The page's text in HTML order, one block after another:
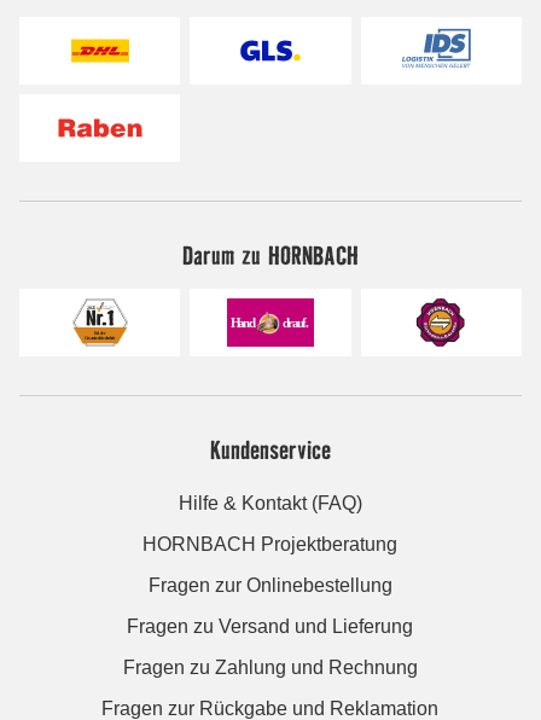
Darum zu HORNBACH
Kundenservice
Hilfe & Kontakt (FAQ)
HORNBACH Projektberatung
Fragen zur Onlinebestellung
Fragen zu Versand und Lieferung
Fragen zu Zahlung und Rechnung
Fragen zur Rückgabe und Reklamation